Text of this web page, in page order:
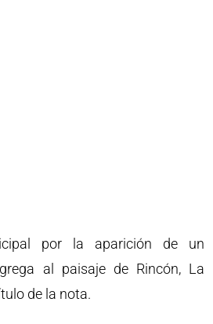
por la aparición de un
al paisaje de Rincón, La
de la nota.